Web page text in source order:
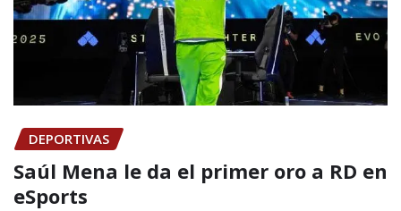
DEPORTIVAS
Saúl Mena le da el primer oro a RD en
eSports